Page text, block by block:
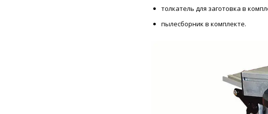
толкатель для заготовка в
пылесборник в комплекте.